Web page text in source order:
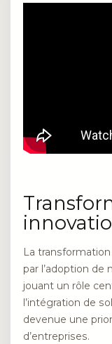
La
par l’adoption de
jouant un rôle
l’intégration de
devenue une
d’entreprises.